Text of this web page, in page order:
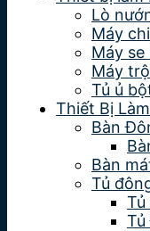
Lò
Máy
Máy se
Máy
Tủ ủ
Thiết Bị
Bàn
Bàn
Tủ
Tủ